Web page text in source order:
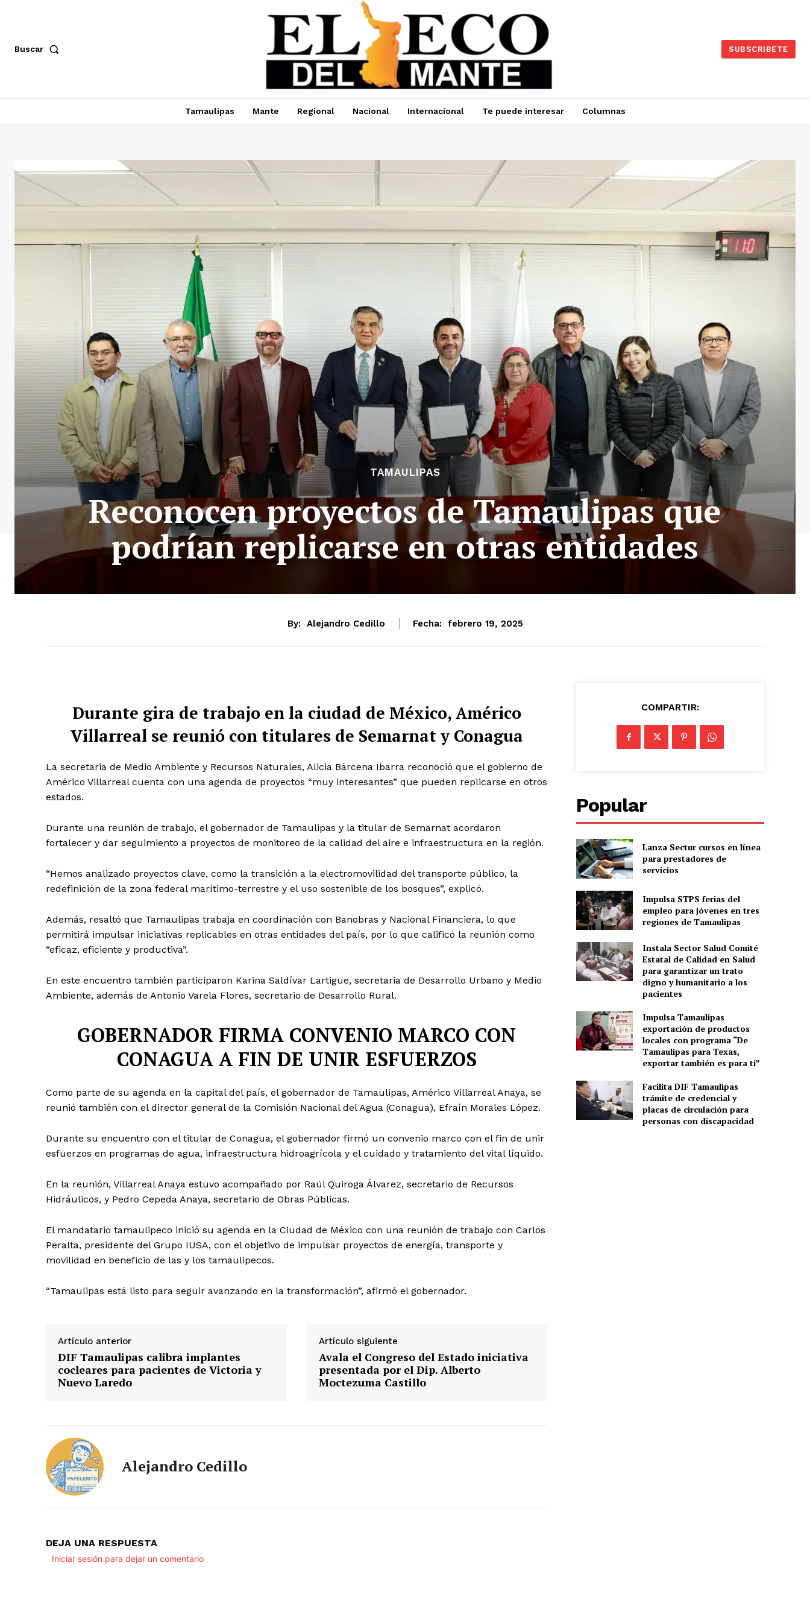
Buscar SUBSCRIBETE
Tamaulipas Mante Regional Nacional Internacional Te puede interesar Columnas
TAMAULIPAS
Reconocen proyectos de Tamaulipas que
podrían replicarse en otras entidades
By: Alejandro Cedillo Fecha: febrero 19, 2025
Durante gira de trabajo en la ciudad de México, Américo
Villarreal se reunió con titulares de Semarnat y Conagua
La secretaria de Medio Ambiente y Recursos Naturales, Alicia Bárcena Ibarra reconoció que el gobierno de
Américo Villarreal cuenta con una agenda de proyectos “muy interesantes” que pueden replicarse en otros
estados.
Durante una reunión de trabajo, el gobernador de Tamaulipas y la titular de Semarnat acordaron
fortalecer y dar seguimiento a proyectos de monitoreo de la calidad del aire e infraestructura en la región.
“Hemos analizado proyectos clave, como la transición a la electromovilidad del transporte público, la
redefinición de la zona federal marítimo-terrestre y el uso sostenible de los bosques”, explicó.
Además, resaltó que Tamaulipas trabaja en coordinación con Banobras y Nacional Financiera, lo que
permitirá impulsar iniciativas replicables en otras entidades del país, por lo que calificó la reunión como
“eficaz, eficiente y productiva”.
En este encuentro también participaron Karina Saldívar Lartigue, secretaria de Desarrollo Urbano y Medio
Ambiente, además de Antonio Varela Flores, secretario de Desarrollo Rural.
GOBERNADOR FIRMA CONVENIO MARCO CON
CONAGUA A FIN DE UNIR ESFUERZOS
Como parte de su agenda en la capital del país, el gobernador de Tamaulipas, Américo Villarreal Anaya, se
reunió también con el director general de la Comisión Nacional del Agua (Conagua), Efraín Morales López.
Durante su encuentro con el titular de Conagua, el gobernador firmó un convenio marco con el fin de unir
esfuerzos en programas de agua, infraestructura hidroagrícola y el cuidado y tratamiento del vital líquido.
En la reunión, Villarreal Anaya estuvo acompañado por Raúl Quiroga Álvarez, secretario de Recursos
Hidráulicos, y Pedro Cepeda Anaya, secretario de Obras Públicas.
El mandatario tamaulipeco inició su agenda en la Ciudad de México con una reunión de trabajo con Carlos
Peralta, presidente del Grupo IUSA, con el objetivo de impulsar proyectos de energía, transporte y
movilidad en beneficio de las y los tamaulipecos.
“Tamaulipas está listo para seguir avanzando en la transformación”, afirmó el gobernador.
Artículo anterior
DIF Tamaulipas calibra implantes
cocleares para pacientes de Victoria y
Nuevo Laredo
Artículo siguiente
Avala el Congreso del Estado iniciativa
presentada por el Dip. Alberto
Moctezuma Castillo
Alejandro Cedillo
DEJA UNA RESPUESTA
Iniciar sesión para dejar un comentario
COMPARTIR:
Popular
Lanza Sectur cursos en línea
para prestadores de
servicios
Impulsa STPS ferias del
empleo para jóvenes en tres
regiones de Tamaulipas
Instala Sector Salud Comité
Estatal de Calidad en Salud
para garantizar un trato
digno y humanitario a los
pacientes
Impulsa Tamaulipas
exportación de productos
locales con programa “De
Tamaulipas para Texas,
exportar también es para ti”
Facilita DIF Tamaulipas
trámite de credencial y
placas de circulación para
personas con discapacidad